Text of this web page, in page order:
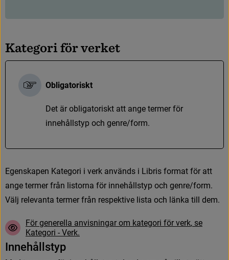
Kategoriförverket
Obligatoriskt
Det är obligatoriskt att ange termer för
innehållstyp och genre/form.
Egenskapen Kategori i verk används i Libris format för att
ange termer från listorna för innehållstyp och genre/form.
Välj relevanta termer från respektive lista och länka till dem.
För generella anvisningar om kategori för verk, se
Kategori - Verk.
Inne hå styp